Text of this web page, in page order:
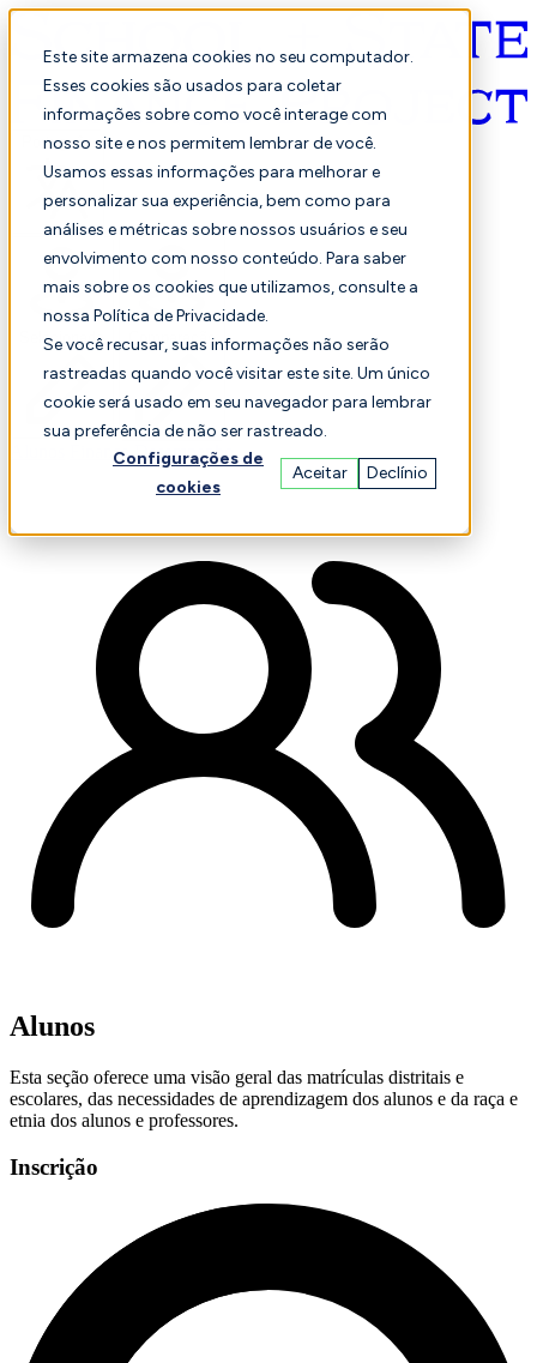
Este site armazena cookies no seu computador.
Esses cookies são usados para coletar
informações sobre como você interage com
nosso site e nos permitem lembrar de você.
Usamos essas informações para melhorar e
personalizar sua experiência, bem como para
análises e métricas sobre nossos usuários e seu
envolvimento com nosso conteúdo. Para saber
mais sobre os cookies que utilizamos, consulte a
nossa Política de Privacidade.
Se você recusar, suas informações não serão
rastreadas quando você visitar este site. Um único
cookie será usado em seu navegador para lembrar
sua preferência de não ser rastreado.
Configurações de
cookies
Aceitar Declínio
Português
Selecionado Comparação
Finança Desempenho
Alunos
Esta seção oferece uma visão geral das matrículas distritais e
escolares, das necessidades de aprendizagem dos alunos e da raça e
etnia dos alunos e professores.
Inscrição